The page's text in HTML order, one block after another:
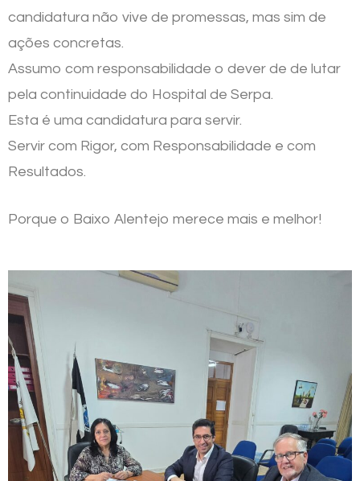
candidatura não vive de promessas, mas sim de
ações concretas.
Assumo com responsabilidade o dever de de lutar
pela continuidade do Hospital de Serpa.
Esta é uma candidatura para servir.
Servir com Rigor, com Responsabilidade e com
Resultados.
Porque o Baixo Alentejo merece mais e melhor!